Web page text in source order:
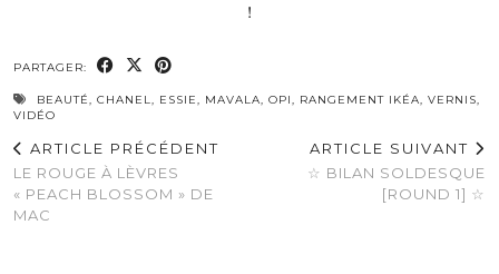
!
PARTAGER:
BEAUTÉ, CHANEL, ESSIE, MAVALA, OPI, RANGEMENT IKÉA, VERNIS,
VIDÉO
ARTICLE PRÉCÉDENT
LE ROUGE À LÈVRES
« PEACH BLOSSOM » DE
MAC
ARTICLE SUIVANT
☆ BILAN SOLDESQUE
[ROUND 1] ☆